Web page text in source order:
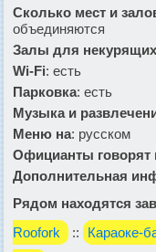
Сколько мест и
объединяются
Залы для
Wi-Fi: есть
Парковка: есть
Музыка и
Меню на: русском
Официанты говорят
Дополнительная
Рядом находятся
Roofork
:: Караоке-